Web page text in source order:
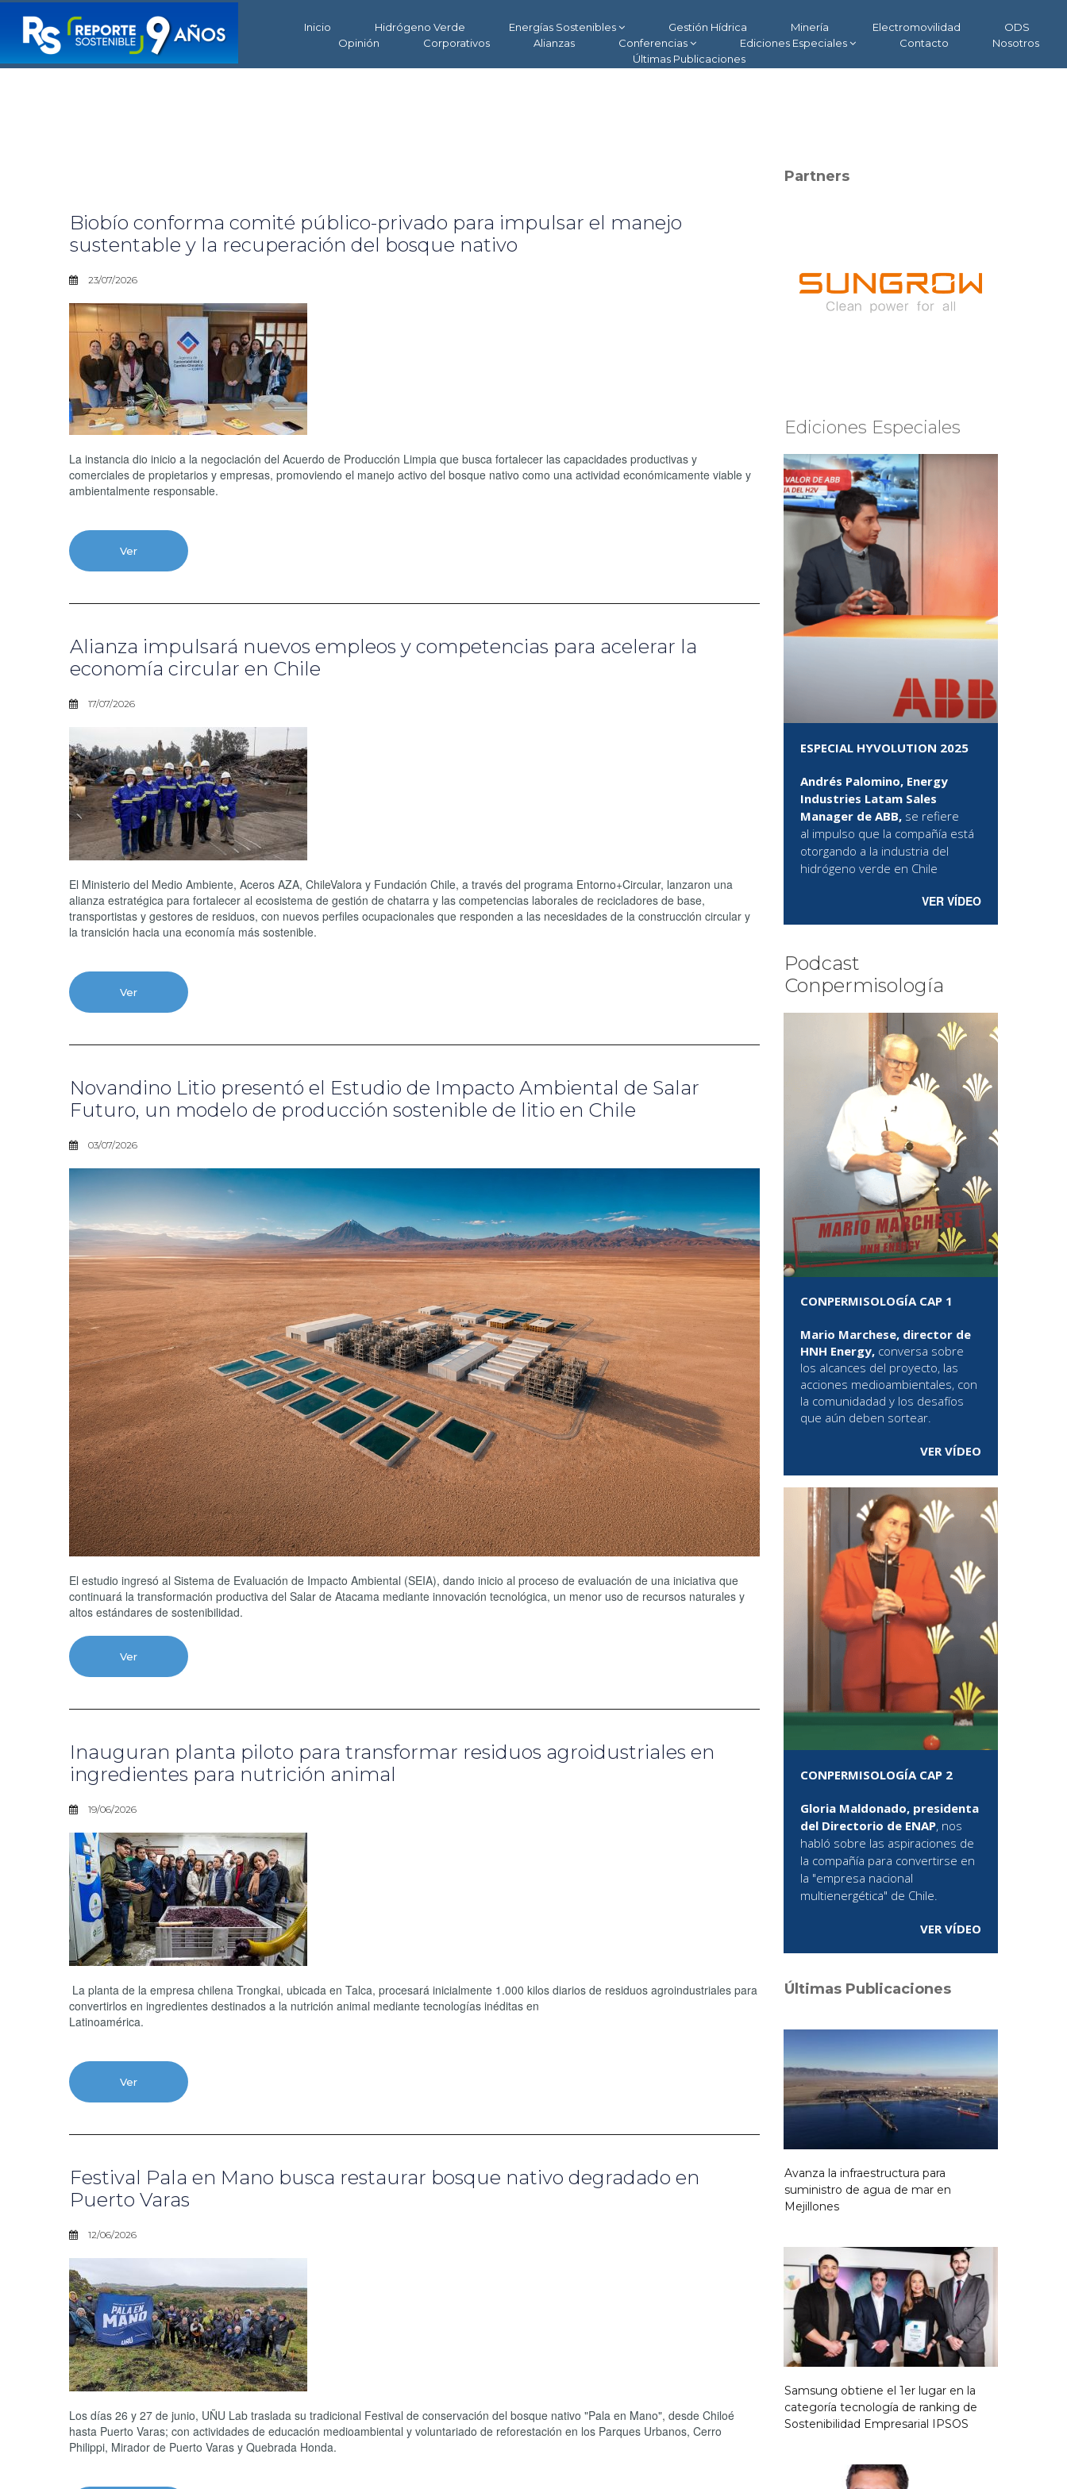
Inicio Hidrógeno Verde Energías Sostenibles Gestión Hídrica Minería Electromovilidad
ODS
Opinión
Corporativos Alianzas Conferencias Ediciones Especiales Contacto
Nosotros
Últimas Publicaciones
Biobío conforma comité público-privado para impulsar el manejo
sustentable y la recuperación del bosque nativo
23/07/2026
La instancia dio inicio a la negociación del Acuerdo de Producción Limpia que busca fortalecer las capacidades productivas y
comerciales de propietarios y empresas, promoviendo el manejo activo del bosque nativo como una actividad económicamente viable y
ambientalmente responsable.
Ver
Alianza impulsará nuevos empleos y competencias para acelerar la
economía circular en Chile
17/07/2026
El Ministerio del Medio Ambiente, Aceros AZA, ChileValora y Fundación Chile, a través del programa Entorno+Circular, lanzaron una
alianza estratégica para fortalecer al ecosistema de gestión de chatarra y las competencias laborales de recicladores de base,
transportistas y gestores de residuos, con nuevos perfiles ocupacionales que responden a las necesidades de la construcción circular y
la transición hacia una economía más sostenible.
Ver
Novandino Litio presentó el Estudio de Impacto Ambiental de Salar
Futuro, un modelo de producción sostenible de litio en Chile
03/07/2026
El estudio ingresó al Sistema de Evaluación de Impacto Ambiental (SEIA), dando inicio al proceso de evaluación de una iniciativa que
continuará la transformación productiva del Salar de Atacama mediante innovación tecnológica, un menor uso de recursos naturales y
altos estándares de sostenibilidad.
Ver
Inauguran planta piloto para transformar residuos agroidustriales en
ingredientes para nutrición animal
19/06/2026
La planta de la empresa chilena Trongkai, ubicada en Talca, procesará inicialmente 1.000 kilos diarios de residuos agroindustriales para
convertirlos en ingredientes destinados a la nutrición animal mediante tecnologías inéditas en
Latinoamérica.
Ver
Festival Pala en Mano busca restaurar bosque nativo degradado en
Puerto Varas
12/06/2026
Los días 26 y 27 de junio, UÑU Lab traslada su tradicional Festival de conservación del bosque nativo "Pala en Mano", desde Chiloé
hasta Puerto Varas; con actividades de educación medioambiental y voluntariado de reforestación en los Parques Urbanos, Cerro
Philippi, Mirador de Puerto Varas y Quebrada Honda.
Partners
Ediciones Especiales
ESPECIAL HYVOLUTION 2025
Andrés Palomino, Energy
Industries Latam Sales
Manager de ABB, se refiere
al impulso que la compañía está
otorgando a la industria del
hidrógeno verde en Chile
VER VÍDEO
Podcast
Conpermisología
CONPERMISOLOGÍA CAP 1
Mario Marchese, director de
HNH Energy, conversa sobre
los alcances del proyecto, las
acciones medioambientales, con
la comunidadad y los desafíos
que aún deben sortear.
VER VÍDEO
CONPERMISOLOGÍA CAP 2
Gloria Maldonado, presidenta
del Directorio de ENAP, nos
habló sobre las aspiraciones de
la compañía para convertirse en
la "empresa nacional
multienergética" de Chile.
VER VÍDEO
Últimas Publicaciones
Avanza la infraestructura para
suministro de agua de mar en
Mejillones
Samsung obtiene el 1er lugar en la
categoría tecnología de ranking de
Sostenibilidad Empresarial IPSOS